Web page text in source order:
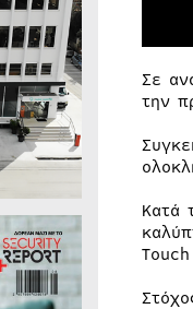
Σε
την
Κατά